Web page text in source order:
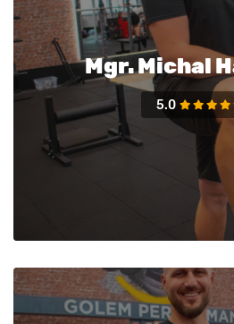
Mgr. Michal
5.0